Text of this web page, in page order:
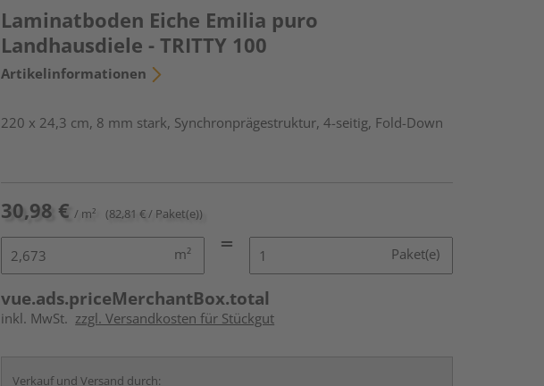
Laminatboden Eiche Emilia puro
Landhausdiele - TRITTY 100
Artikelinformationen
220 x 24,3 cm, 8 mm stark, Synchronprägestruktur, 4-seitig, Fold-Down
30,98 € / m² (82,81 € / Paket(e))
m² Paket(e)
vue.ads.priceMerchantBox.total
inkl. MwSt. zzgl. Versandkosten für Stückgut
Verkauf und Versand durch: